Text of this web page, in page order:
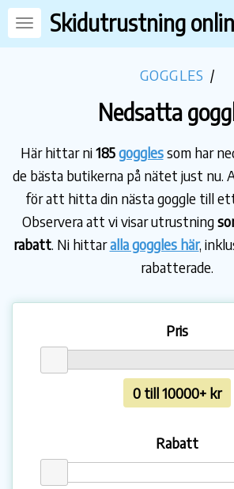
Skidutrustning
GOGGLES /
Nedsatta
Här hittar ni185gogglessom har
de bästa butikerna på nätet just nu.
för att hitta din nästa goggle till
Observera att vi visar utrustning
rabatt. Ni hittaralla goggles här,
rabatterade.
Pris
0 till 10000+ kr
Rabatt